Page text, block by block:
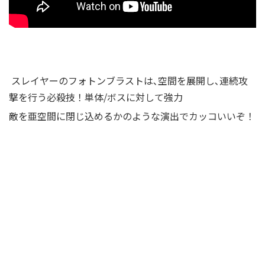
スレイヤーのフォトンブラストは､空間を展開し､連続攻
撃を行う必殺技！単体/ボスに対して強力
敵を亜空間に閉じ込めるかのような演出でカッコいいぞ！